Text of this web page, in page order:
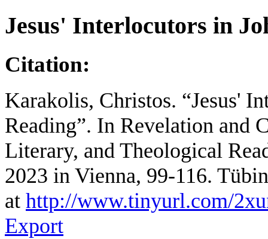
Jesus' Interlocutors in
Citation:
Karakolis, Christos. “Jesus'
Reading”. In Revelation and
Literary, and Theological
2023 in Vienna, 99-116.
at http://www.tinyurl.com/
Export